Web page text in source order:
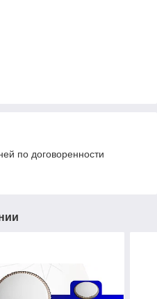
по договоренности